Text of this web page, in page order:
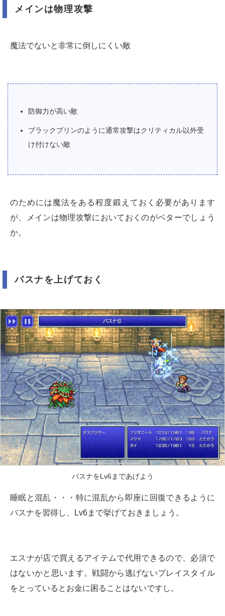
メインは物理攻撃
魔法でないと非常に倒しにくい敵
防御力が高い敵
ブラックプリンのように通常攻撃はクリティカル以外受
け付けない敵
のためには魔法をある程度鍛えておく必要があります
が、メインは物理攻撃においておくのがベターでしょう
か。
バスナを上げておく
バスナをLv6まであげよう
睡眠と混乱・・・特に混乱から即座に回復できるように
バスナを習得し、Lv6まで挙げておきましょう。
エスナが店で買えるアイテムで代用できるので、必須で
はないかと思います。戦闘から逃げないプレイスタイル
をとっているとお金に困ることはないですし。